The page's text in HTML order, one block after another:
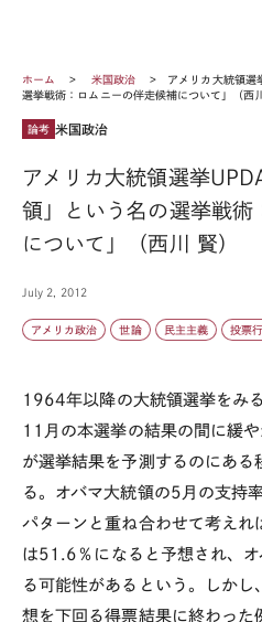
ホーム 米国政治
アメリカ大統領選
選挙戦術：ロムニーの伴走候補について」（西
論考 米国政治
アメリカ大統領選挙
領」という名の選挙戦術
について」（西川 賢）
July 2, 2012
アメリカ政治 世論 民主主義 投票
1964年以降の大統領選挙をみ
11月の本選挙の結果の間に緩
が選挙結果を予測するのにある
る。オバマ大統領の5月の支持
パターンと重ね合わせて考え
は51.6％になると予想され、
る可能性があるという。しか
想を下回る得票結果に終わった